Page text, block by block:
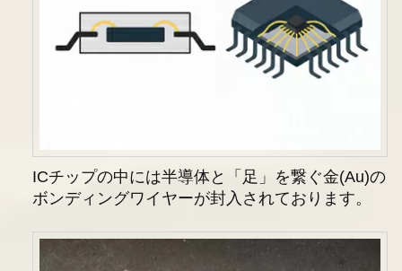
ICチップの中には半導体と「足」を繋ぐ金(Au)の
ボンディングワイヤーが封入されております。